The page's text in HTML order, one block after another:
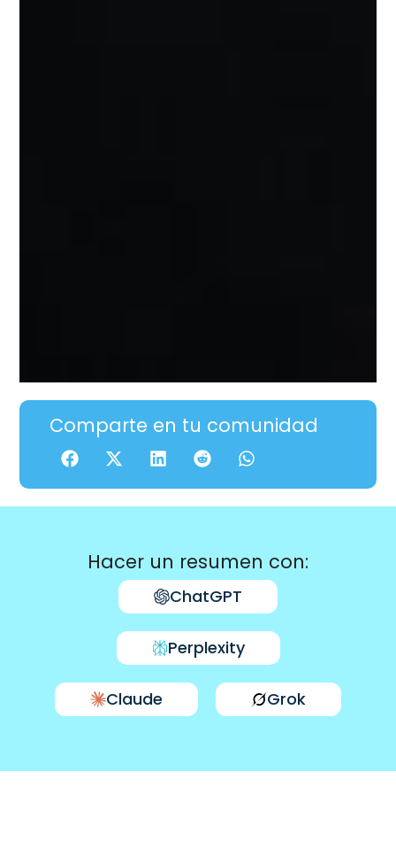
Comparte en tu comunidad
Hacer un resumen con:
ChatGPT
Perplexity
Claude Grok